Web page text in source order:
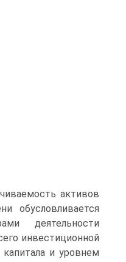
активов
обусловливается
деятельности
инвестиционной
капитала и уровнем